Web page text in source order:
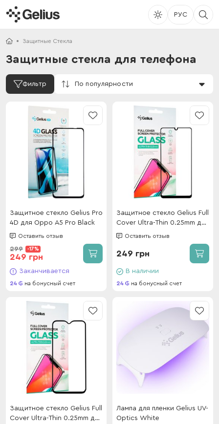
РУС
Защитные Стекла
Защитные стекла для телефона
Фильтр По популярности
Защитное стекло Gelius Pro
4D для Oppo A5 Pro Black
Оставить отзыв
299 -17%
249 грн
Заканчивается
24 на бонусный счет
Защитное стекло Gelius Full
Cover Ultra-Thin 0.25mm для
Samsung A225 (A22)/M225
(M22)/M325 (M32) Black
Оставить отзыв
249 грн
В наличии
24 на бонусный счет
Защитное стекло Gelius Full
Cover Ultra-Thin 0.25mm для
Лампа для пленки Gelius UV-
Optics White